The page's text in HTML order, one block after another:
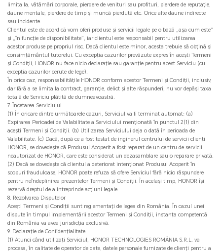
limita la, vătămări corporale, pierdere de venituri sau profituri, pierdere de reputație,
daune mentale, pierdere de timp și muncă pierdută etc. Orice alte daune indirecte
sau incidente.
Clientul este de acord că vom oferi produse și servicii legale pe o bază „așa cum este”
și „în funcție de disponibilitate”, iar clientul este responsabil pentru utilizarea
acestor produse pe propriul risc. Dacă clientul este minor, acesta trebuie să obțină și
consimțământul tutorelui. Cu excepția cazurilor prevăzute expres în acești Termeni
și Condiții, HONOR nu face nicio declarație sau garanție pentru acest Serviciu (cu
excepția cazurilor cerute de lege).
În orice caz, responsabilitățile HONOR conform acestor Termeni și Condiții, inclusiv,
dar fără a se limita la contract, garanție, delict și alte răspunderi, nu vor depăși taxa
totală de Serviciu plătită de dumneavoastră.
7. Încetarea Serviciului
(1) În oricare dintre următoarele cazuri, Serviciul va fi terminat automat: (a)
Expirarea Perioadei de Valabilitate a Serviciului menționată în punctul 2(1) din
acești Termeni și Condiții. (b) Utilizarea Serviciului deja o dată în perioada de
Valabilitate. (c) Dacă, după ce a fost testat de inginerul centrului de servicii clienți
HONOR, se dovedește că Produsul Acoperit a fost reparat de un centru de servicii
neautorizat de HONOR, care este considerat un dezasamblare sau o reparare privată.
(2) Dacă se dovedește că clientul a deteriorat intenționat Produsul Acoperit în
scopuri frauduloase, HONOR poate refuza să ofere Serviciul fără nicio răspundere
pentru neîndeplinirea prezentelor Termeni și Condiții. În același timp, HONOR își
rezervă dreptul de a întreprinde acțiuni legale.
8. Rezolvarea Disputelor
Acești Termeni și Condiții sunt reglementați de legea din România. În cazul unei
dispute în timpul implementării acestor Termeni și Condiții, instanța competentă
din România va avea jurisdicția exclusivă.
9. Declarație de Confidențialitate
(1) Atunci când utilizați Serviciul, HONOR TECHNOLOGIES ROMÂNIA S.R.L. va
procesa, în calitate de operator de date, datele personale furnizate de clienți pentru a